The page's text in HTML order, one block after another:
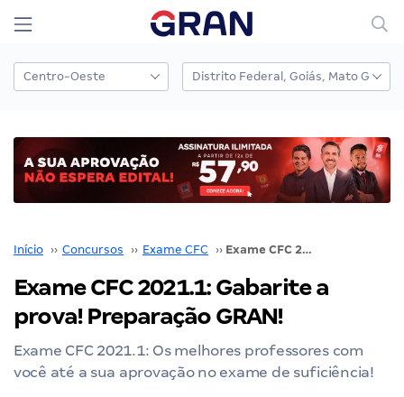
Início ›› Concursos ›› Exame CFC ›› Exame CFC 2021.1: Gabarite a prova! Preparação GRAN!
Exame CFC 2021.1: Gabarite a
prova! Preparação GRAN!
Exame CFC 2021.1: Os melhores professores com
você até a sua aprovação no exame de suficiência!